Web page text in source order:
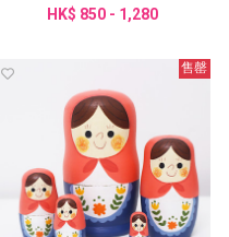
HK$ 850 - 1,280
售罄